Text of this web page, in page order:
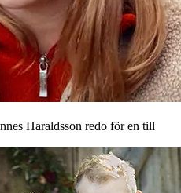
Haraldsson redo för en till